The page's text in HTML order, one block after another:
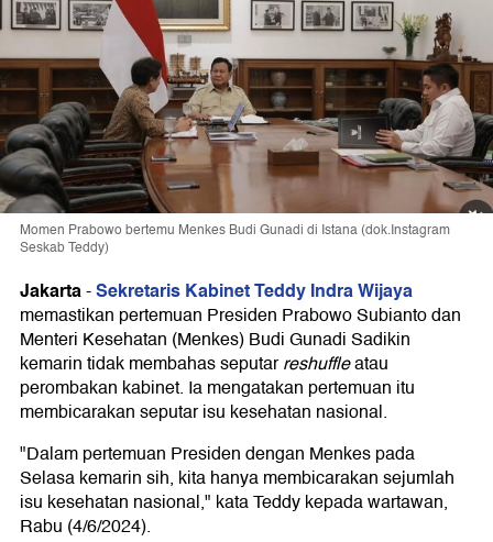
Momen Prabowo bertemu Menkes Budi Gunadi di Istana (dok.Instagram
Seskab Teddy)
Jakarta-Sekretaris Kabinet Teddy Indra Wijaya
memastikan pertemuan Presiden Prabowo Subianto dan
Menteri Kesehatan (Menkes) Budi Gunadi Sadikin
kemarin tidak membahas seputarreshuffleatau
perombakan kabinet. Ia mengatakan pertemuan itu
membicarakan seputar isu kesehatan nasional.
"Dalam pertemuan Presiden dengan Menkes pada
Selasa kemarin sih, kita hanya membicarakan sejumlah
isu kesehatan nasional," kata Teddy kepada wartawan,
Rabu (4/6/2024).